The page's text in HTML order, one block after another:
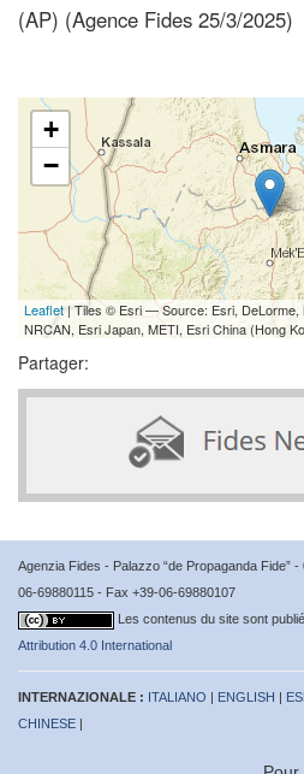
(AP) (Agence Fides 25/3/2025)
+
−
Leaflet| Tiles © Esri — Source: Esri, DeLorme,
NRCAN, Esri Japan, METI, Esri China (Hong
Partager:
Agenzia Fides - Palazzo “de Propaganda Fide”
06-69880115 - Fax +39-06-69880107
Les contenus du site sont
Attribution 4.0 International
INTERNAZIONALE : ITALIANO | ENGLISH |
CHINESE |